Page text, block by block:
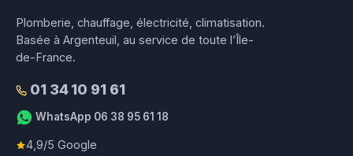
Plomberie, chauffage, électricité, climatisation.
Basée à Argenteuil, au service de toute l’Île-
de-France.
01 34 10 91 61
WhatsApp 06 38 95 61 18
4,9/5 Google